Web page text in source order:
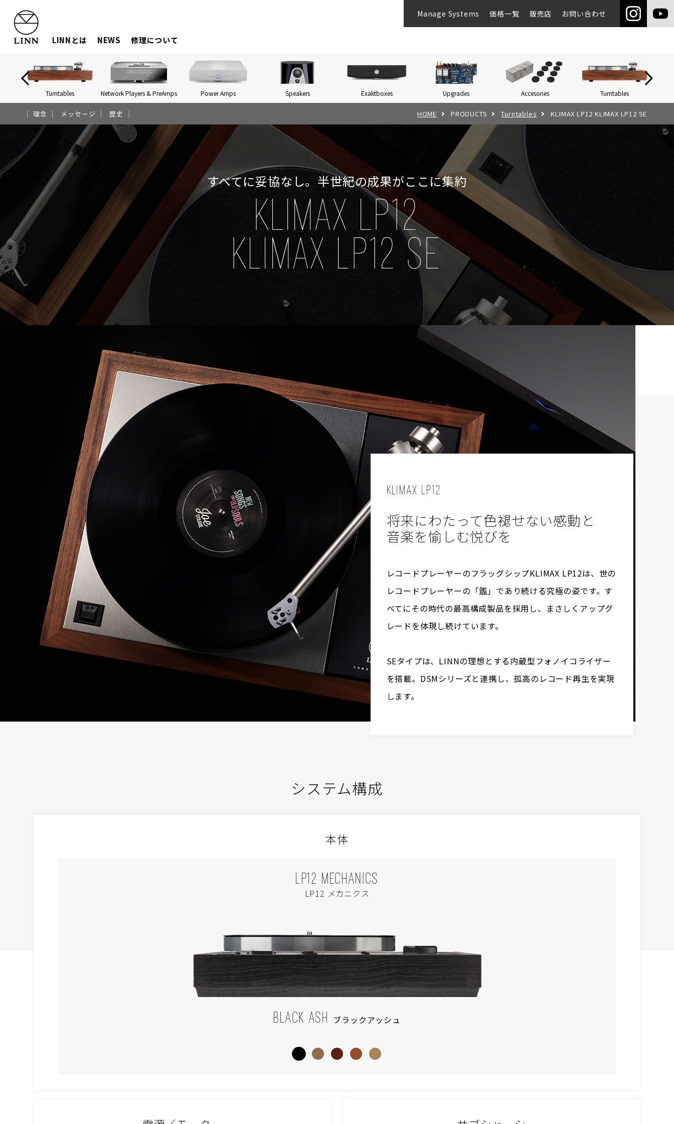
LINNとは NEWS 修理について
Manage Systems 価格一覧 販売店 お問い合わせ
Turntables Network Players & PreAmps Power Amps Speakers Exaktboxes Upgrades Accesories Turntables
理念 メッセージ 歴史 HOME PRODUCTS Turntables KLIMAX LP12 KLIMAX LP12 SE
すべてに妥協なし。半世紀の成果がここに集約
KLIMAX LP12
KLIMAX LP12 SE
KLIMAX LP12
将来にわたって色褪せない感動と
音楽を愉しむ悦びを
レコードプレーヤーのフラッグシップKLIMAX LP12は、世の
レコードプレーヤーの「鑑」であり続ける究極の姿です。す
べてにその時代の最高構成製品を採用し、まさしくアップグ
レードを体現し続けています。
SEタイプは、LINNの理想とする内蔵型フォノイコライザー
を搭載。DSMシリーズと連携し、孤高のレコード再生を実現
します。
システム構成
本体
LP12 MECHANICS
LP12 メカニクス
BLACK ASH ブラックアッシュ